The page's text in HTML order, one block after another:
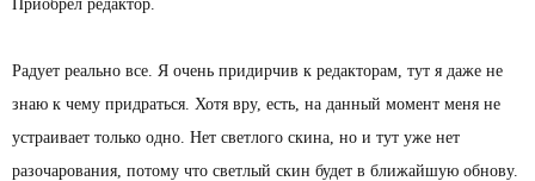
Приобрёл редактор.
Радует реально все. Я очень придирчив к редакторам, тут я даже не
знаю к чему придраться. Хотя вру, есть, на данный момент меня не
устраивает только одно. Нет светлого скина, но и тут уже нет
разочарования, потому что светлый скин будет в ближайшую обнову.